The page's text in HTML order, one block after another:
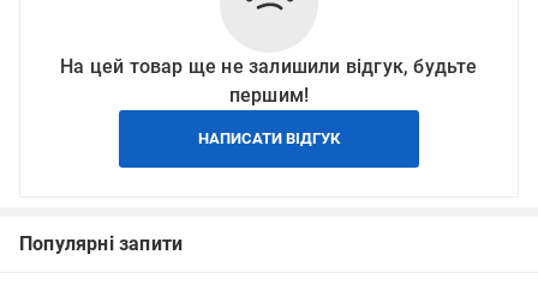
На цей товар ще не залишили відгук, будьте
першим!
НАПИСАТИ ВІДГУК
Популярні запити